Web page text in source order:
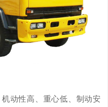
动性高、重心低、制动安